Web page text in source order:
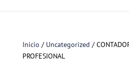
Inicio / Uncategorized /
PROFESIONAL